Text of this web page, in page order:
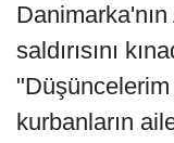
saldırısını
"Düşüncelerim
kurbanların